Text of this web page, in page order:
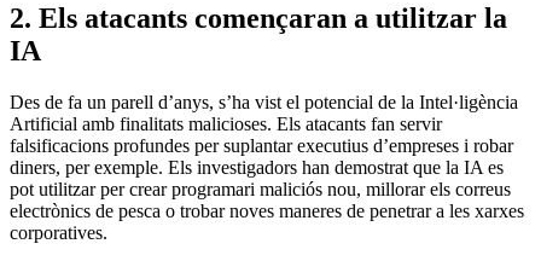
2. Els atacants començaran a utilitzar la
IA
Des de fa un parell d’anys, s’ha vist el potencial de la Intel·ligència
Artificial amb finalitats malicioses. Els atacants fan servir
falsificacions profundes per suplantar executius d’empreses i robar
diners, per exemple. Els investigadors han demostrat que la IA es
pot utilitzar per crear programari maliciós nou, millorar els correus
electrònics de pesca o trobar noves maneres de penetrar a les xarxes
corporatives.